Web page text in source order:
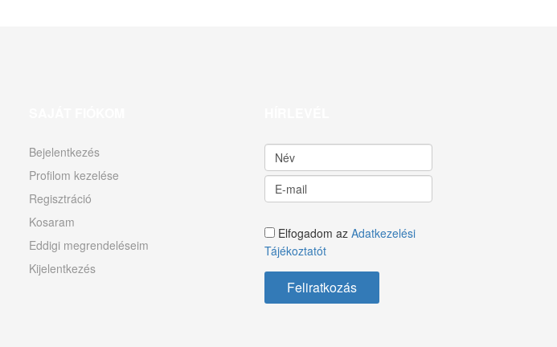
Bejelentkezés
Profilom kezelése
Regisztráció
Kosaram
Eddigi megrendeléseim
Kijelentkezés
Elfogadom az Adatkezelési
Tájékoztatót